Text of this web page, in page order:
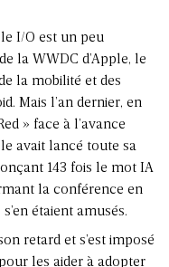
I/O est un peu
la WWDC d’Apple, le
la mobilité et des
Mais l’an dernier, en
» face à l’avance
avait lancé toute sa
143 fois le mot IA
la conférence en
étaient amusés.
retard et s’est imposé
les aider à adopter